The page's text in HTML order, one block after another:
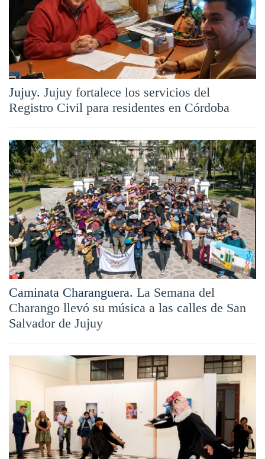
Jujuy. Jujuy fortalece los servicios del
Registro Civil para residentes en Córdoba
Caminata Charanguera. La Semana del
Charango llevó su música a las calles de San
Salvador de Jujuy